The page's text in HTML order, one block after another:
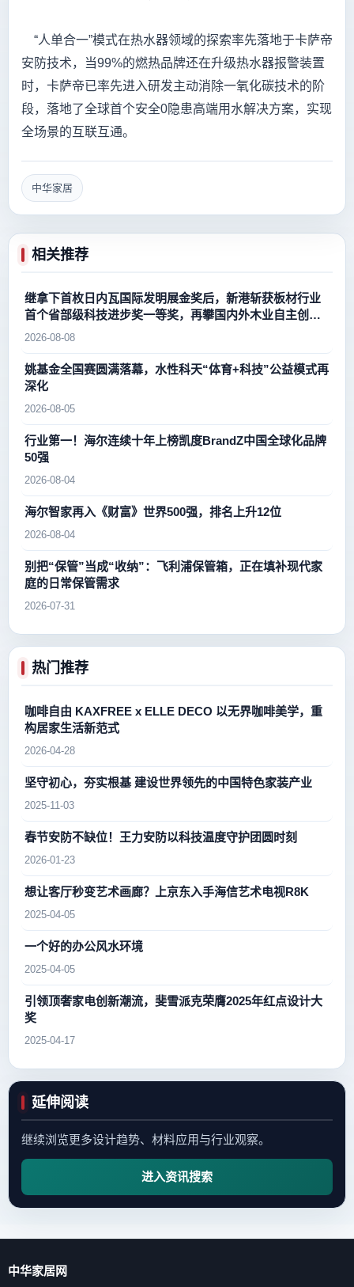
“人单合一”模式在热水器领域的探索率先落地于卡萨帝
安防技术，当99%的燃热品牌还在升级热水器报警装置
时，卡萨帝已率先进入研发主动消除一氧化碳技术的阶
段，落地了全球首个安全0隐患高端用水解决方案，实现
全场景的互联互通。
中华家居
相关推荐
继拿下首枚日内瓦国际发明展金奖后，新港斩获板材行业
首个省部级科技进步奖一等奖，再攀国内外木业自主创新
新高峰
2026-08-08
姚基金全国赛圆满落幕，水性科天“体育+科技”公益模式再
深化
2026-08-05
行业第一！海尔连续十年上榜凯度BrandZ中国全球化品牌
50强
2026-08-04
海尔智家再入《财富》世界500强，排名上升12位
2026-08-04
别把“保管”当成“收纳”：飞利浦保管箱，正在填补现代家
庭的日常保管需求
2026-07-31
热门推荐
咖啡自由 KAXFREE x ELLE DECO 以无界咖啡美学，重
构居家生活新范式
2026-04-28
坚守初心，夯实根基 建设世界领先的中国特色家装产业
2025-11-03
春节安防不缺位！王力安防以科技温度守护团圆时刻
2026-01-23
想让客厅秒变艺术画廊？上京东入手海信艺术电视R8K
2025-04-05
一个好的办公风水环境
2025-04-05
引领顶奢家电创新潮流，斐雪派克荣膺2025年红点设计大
奖
2025-04-17
延伸阅读
继续浏览更多设计趋势、材料应用与行业观察。
进入资讯搜索
中华家居网